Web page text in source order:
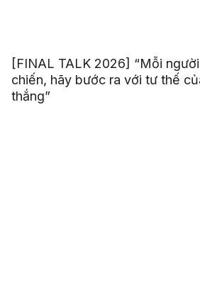
[FINAL TALK 2026] “Mỗi
chiến, hãy bước ra với tư thế
thắng”